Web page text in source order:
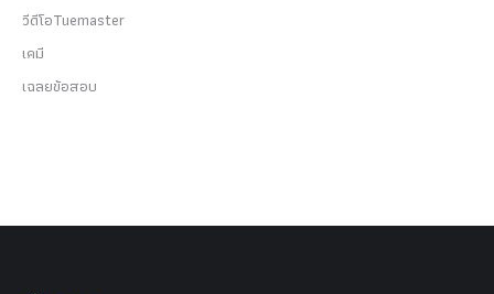
วีดีโอTuemaster
เคมี
เฉลยข้อสอบ